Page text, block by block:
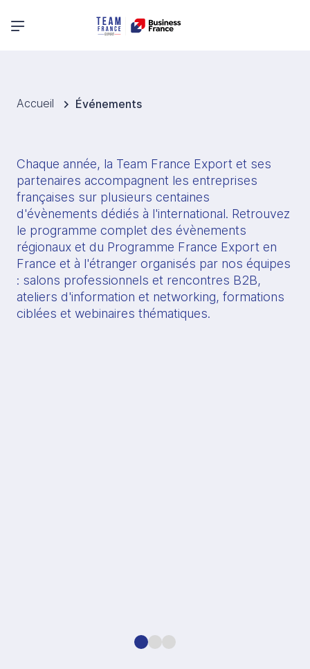
Menu principal
Accueil Événements
Chaque année, la Team France Export et ses
partenaires accompagnent les entreprises
françaises sur plusieurs centaines
d'évènements dédiés à l'international. Retrouvez
le programme complet des évènements
régionaux et du Programme France Export en
France et à l'étranger organisés par nos équipes
: salons professionnels et rencontres B2B,
ateliers d'information et networking, formations
ciblées et webinaires thématiques.